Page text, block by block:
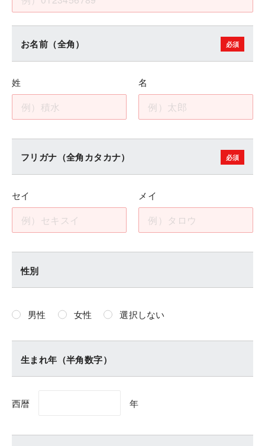
お名前（全角）
姓 名
フリガナ（全角カタカナ）
セイ メイ
性別
男性 女性 選択しない
生まれ年（半角数字）
西暦 年